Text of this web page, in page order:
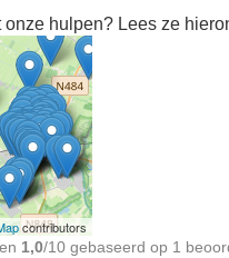
hulpen? Lees ze
bij
contributors
1,0/10 gebaseerd op 1